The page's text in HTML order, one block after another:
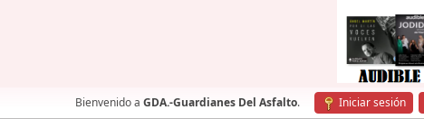
Bienvenido a GDA.-Guardianes Del Asfalto. Iniciar sesión